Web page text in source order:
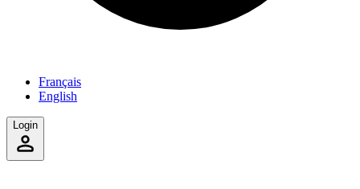
Français
English
Login